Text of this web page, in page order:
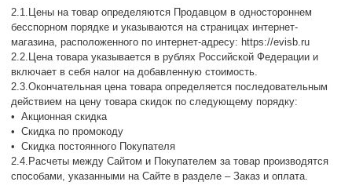
2.1.Цены на товар определяются Продавцом в одностороннем
бесспорном порядке и указываются на страницах интернет-
магазина, расположенного по интернет-адресу: https://evisb.ru
2.2.Цена товара указывается в рублях Российской Федерации и
включает в себя налог на добавленную стоимость.
2.3.Окончательная цена товара определяется последовательным
действием на цену товара скидок по следующему порядку:
• Акционная скидка
• Скидка по промокоду
• Скидка постоянного Покупателя
2.4.Расчеты между Сайтом и Покупателем за товар производятся
способами, указанными на Сайте в разделе – Заказ и оплата.